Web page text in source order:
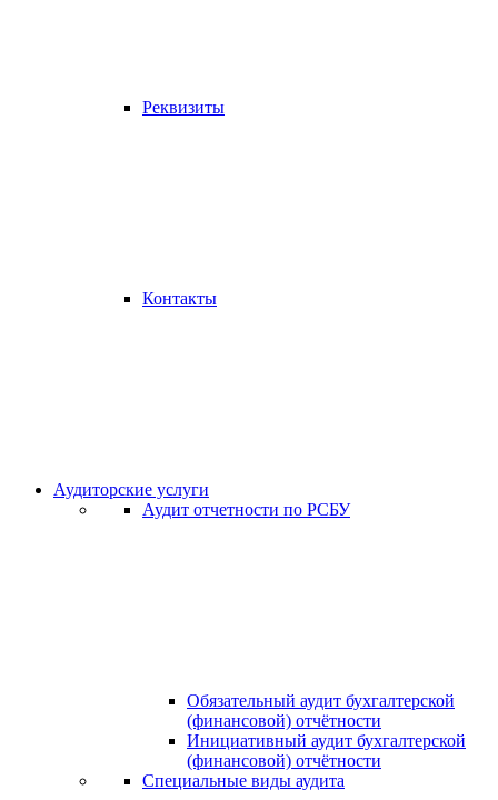
Реквизиты
Контакты
Аудиторские услуги
Аудит отчетности по РСБУ
Обязательный аудит бухгалтерской
(финансовой) отчётности
Инициативный аудит бухгалтерской
(финансовой) отчётности
Специальные виды аудита